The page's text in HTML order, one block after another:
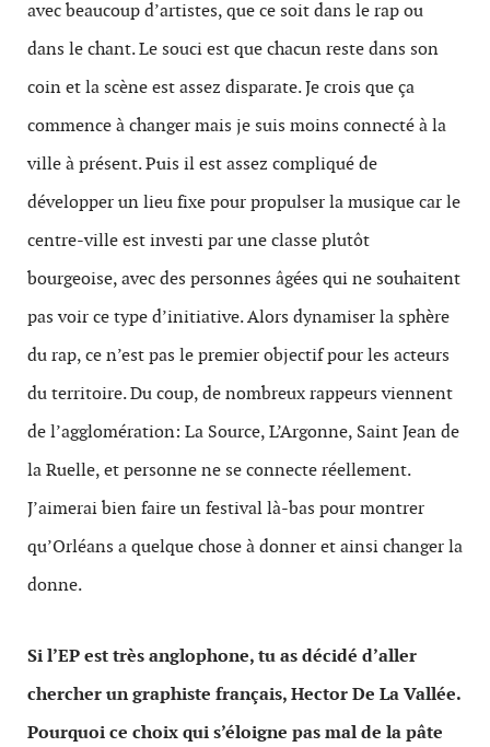
avec beaucoup d’artistes, que ce soit dans le rap ou
dans le chant. Le souci est que chacun reste dans son
coin et la scène est assez disparate. Je crois que ça
commence à changer mais je suis moins connecté à la
ville à présent. Puis il est assez compliqué de
développer un lieu fixe pour propulser la musique car le
centre-ville est investi par une classe plutôt
bourgeoise, avec des personnes âgées qui ne souhaitent
pas voir ce type d’initiative. Alors dynamiser la sphère
du rap, ce n’est pas le premier objectif pour les acteurs
du territoire. Du coup, de nombreux rappeurs viennent
de l’agglomération: La Source, L’Argonne, Saint Jean de
la Ruelle, et personne ne se connecte réellement.
J’aimerai bien faire un festival là-bas pour montrer
qu’Orléans a quelque chose à donner et ainsi changer la
donne.
Si l’EP est très anglophone, tu as décidé d’aller
chercher un graphiste français, Hector De La Vallée.
Pourquoi ce choix qui s’éloigne pas mal de la pâte